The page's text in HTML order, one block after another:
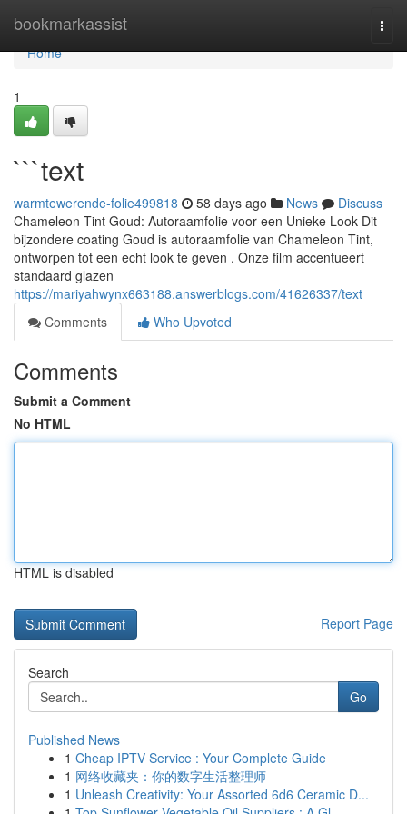
bookmarkassist
Home
Home
1
```text
warmtewerende-folie499818 58 days ago News
Discuss
Chameleon Tint Goud: Autoraamfolie voor een Unieke Look Dit
bijzondere coating Goud is autoraamfolie van Chameleon Tint,
ontworpen tot een echt look te geven . Onze film accentueert
standaard glazen
https://mariyahwynx663188.answerblogs.com/41626337/text
Comments
Who Upvoted
Comments
Submit a Comment
No HTML
HTML is disabled
Report Page
Search
Go
Published News
1 Cheap IPTV Service : Your Complete Guide
1 网络收藏夹：你的数字生活整理师
1 Unleash Creativity: Your Assorted 6d6 Ceramic D...